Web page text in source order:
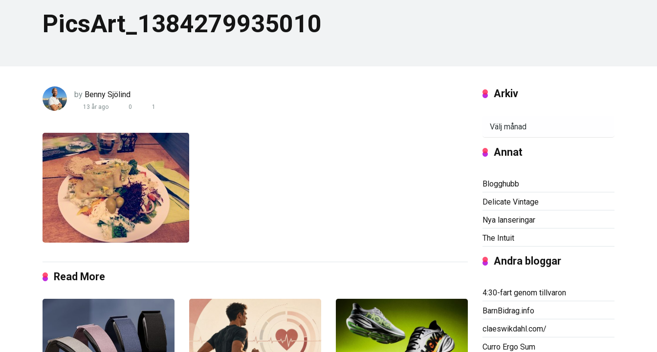
PicsArt_1384279935010
by Benny Sjölind
13 år ago 0 1
Read More
Arkiv
Annat
Blogghubb
Delicate Vintage
Nya lanseringar
The Intuit
Andra bloggar
4:30-fart genom tillvaron
BarnBidrag.info
claeswikdahl.com/
Curro Ergo Sum